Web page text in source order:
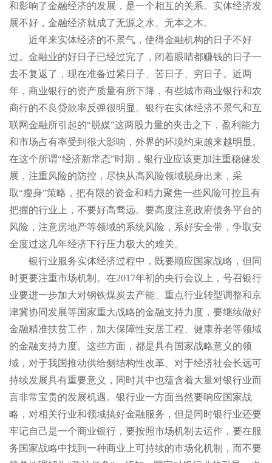
和影响了金融经济的发展，是一个相互的关系。实体经济发
展不好，金融经济就成了无源之水、无本之木。
近年来实体经济的不景气，使得金融机构的日子不好
过。金融业的好日子已经过完了，闭着眼睛都赚钱的日子一
去不复返了，现在准备过紧日子、苦日子、穷日子。近两
年，商业银行的资产质量有所下降，有些城市商业银行和农
商行的不良贷款率反弹很明显。银行在实体经济不景气和互
联网金融所引起的“脱媒”这两股力量的夹击之下，盈利能力
和市场占有率受到很大影响，外界的环境约束越来越明显。
在这个所谓“经济新常态”时期，银行业应该更加注重稳健发
展，注重风险的防控，尽快从高风险领域脱身出来，采
取“瘦身”策略，把有限的资金和精力聚焦一些风险可控且有
把握的行业上，不要好高骛远。要高度注意政府债务平台的
风险，注意房地产等领域的系统风险，系好安全带，争取安
全度过这几年经济下行压力极大的难关。
银行业服务实体经济过程中，既要顺应国家战略，但同
时更要注重市场机制。在2017年初的央行会议上，号召银行
业要进一步加大对钢铁煤炭去产能、重点行业转型调整和京
津冀协同发展等国家重大战略的金融支持力度，要继续做好
金融精准扶贫工作，加大保障性安居工程、健康养老等领域
的金融支持力度。这些方面，都是具有国家战略意义的领
域，对于我国推动供给侧结构性改革、对于经济社会长远可
持续发展具有重要意义，同时其中也蕴含着大量对银行业而
言非常宝贵的发展机遇。银行业一方面当然要响应国家战
略，对相关行业和领域搞好金融服务，但是同时银行业还要
牢记自己是一个商业银行，要按照市场机制去运作，要在服
务国家战略中找到一种商业上可持续的市场化机制，而不要